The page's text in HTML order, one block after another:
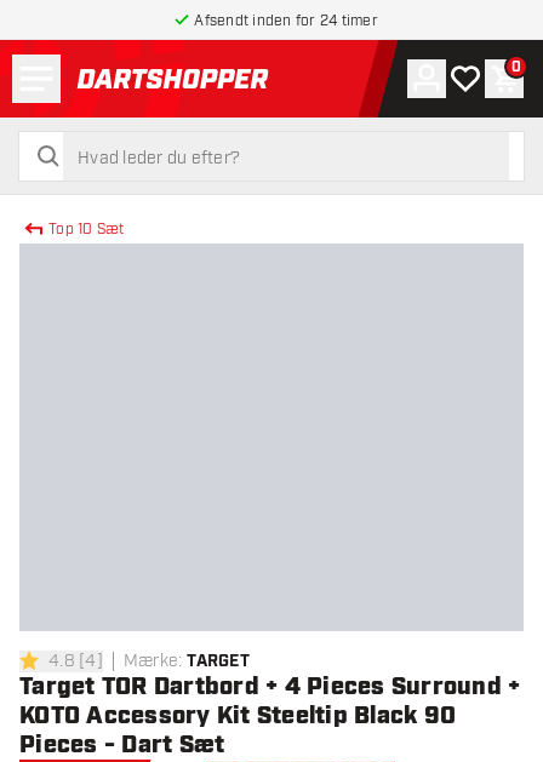
Afsendt inden for 24 timer
tilbage til forsiden
søg
søg
Konto
Min 0
Top 10 Sæt
4.8 bedømmelsesstjerner
4.8 [4] Mærke: TARGET
Target TOR Dartbord + 4 Pieces Surround +
KOTO Accessory Kit Steeltip Black 90
Pieces - Dart Sæt